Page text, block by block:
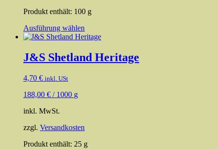
Produkt enthält: 100 g
Ausführung wählen
Produkt
mehrere
Varianten
gewählt
werden
J&S Shetland Heritage
4,70 € inkl. USt
188,00 € / 1000 g
inkl. MwSt.
zzgl. Versandkosten
Produkt enthält: 25 g